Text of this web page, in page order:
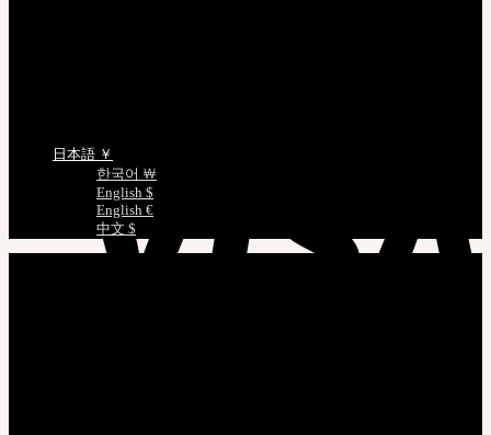
日本語 ￥
한국어 ￦
English $
English €
中文 $